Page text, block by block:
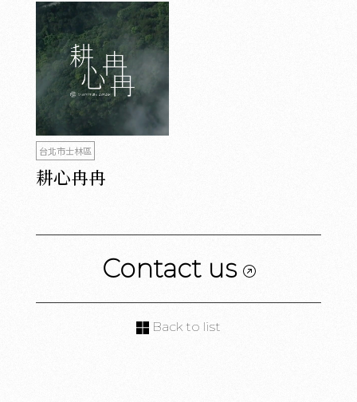
台北市士林區
耕心冉冉
Contact us
Back to list